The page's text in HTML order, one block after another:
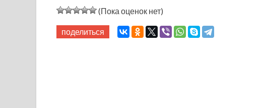
(Пока оценок нет)
поделиться